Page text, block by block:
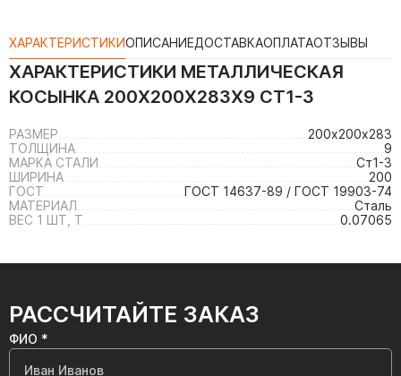
ХАРАКТЕРИСТИКИОПИСАНИЕДОСТАВКАОПЛАТАОТЗЫВЫ
ХАРАКТЕРИСТИКИ МЕТАЛЛИЧЕСКАЯ
КОСЫНКА 200Х200Х283Х9 СТ1-3
РАЗМЕР
200х200х283
ТОЛЩИНА
9
МАРКА СТАЛИ
Ст1-3
ШИРИНА
200
ГОСТ
ГОСТ 14637-89 / ГОСТ 19903-74
МАТЕРИАЛ
Сталь
ВЕС 1 ШТ, Т
0.07065
РАССЧИТАЙТЕ ЗАКАЗ
ФИО *